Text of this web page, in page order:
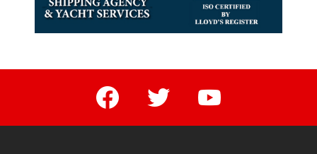
facebook twitter youtube